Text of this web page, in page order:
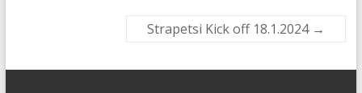
Strapetsi Kick off 18.1.2024 →